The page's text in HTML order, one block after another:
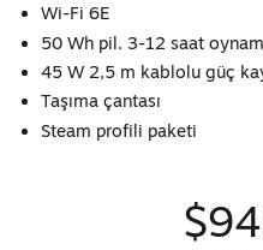
Wi-Fi 6E
50 Wh pil. 3-12 saat
45 W 2,5 m kablolu güç
Taşıma çantası
Steam profili paketi